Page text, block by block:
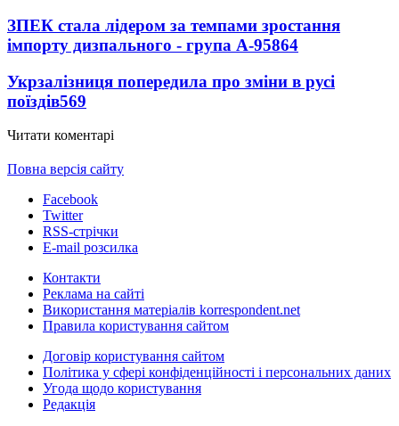
ЗПЕК стала лідером за темпами зростання
імпорту дизпального - група А-95864
Укрзалізниця попередила про зміни в русі
поїздів569
Читати коментарі
Повна версія сайту
Facebook
Twitter
RSS-стрічки
E-mail розсилка
Контакти
Реклама на сайті
Використання матеріалів korrespondent.net
Правила користування сайтом
Договір користування сайтом
Політика у сфері конфіденційності і персональних даних
Угода щодо користування
Редакція